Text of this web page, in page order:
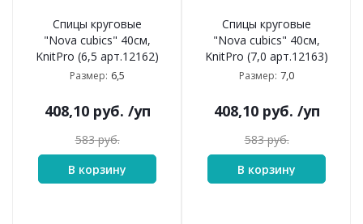
Спицы круговые
"Nova cubics" 40см,
KnitPro (6,5 арт.12162)
Размер: 6,5
408,10руб. /уп
583руб.
В корзину
Спицы круговые
"Nova cubics" 40см,
KnitPro (7,0 арт.12163)
Размер: 7,0
408,10руб. /уп
583руб.
В корзину